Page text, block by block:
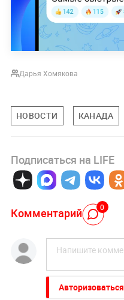
Дарья Хомякова
НОВОСТИ КАНАДА
Подписаться на LIFE
Комментарий 0
Авторизоваться